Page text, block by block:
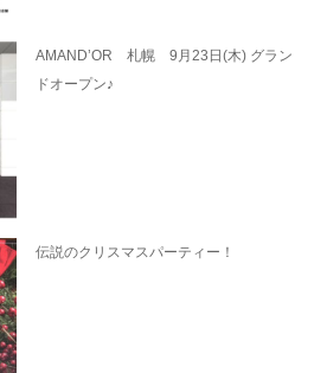
AMAND’OR 札幌 9月23日(木) グラン
ドオープン♪
伝説のクリスマスパーティー！